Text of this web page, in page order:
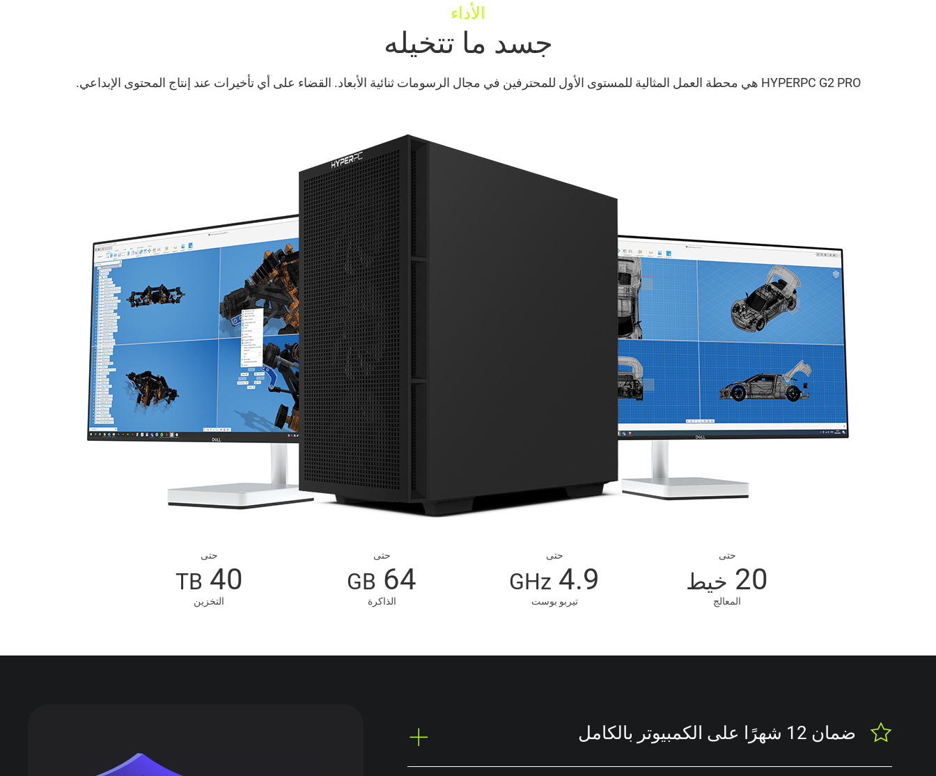
الأداء
جسد ما تتخيله
HYPERPC G2 PRO هي محطة العمل المثالية للمستوى الأول للمحترفين في مجال الرسومات ثنائية الأبعاد. القضاء على أي تأخيرات عند إنتاج المحتوى الإبداعي.
حتى
20 خيط
المعالج
حتى
4.9
GHz
تيربو بوست
حتى
64
GB
الذاكرة
حتى
40
TB
التخزين
ضمان 12 شهرًا على الكمبيوتر بالكامل